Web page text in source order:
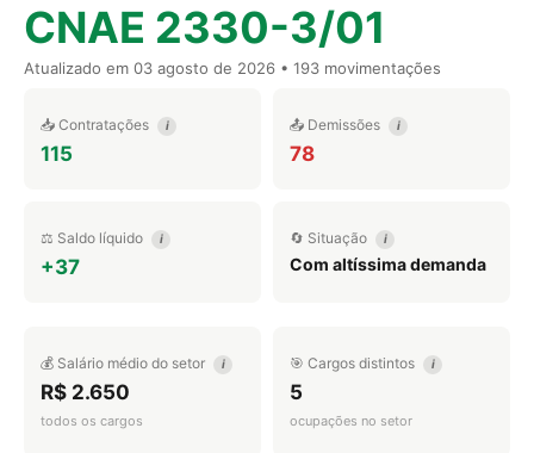
CNAE 2330-3/01
Atualizado em 03 agosto de 2026 • 193 movimentações
📥 Contratações i
115
📤 Demissões i
78
⚖️ Saldo líquido i
+37
🔄 Situação i
Com altíssima demanda
💰 Salário médio do setor i
R$ 2.650
todos os cargos
🎯 Cargos distintos i
5
ocupações no setor